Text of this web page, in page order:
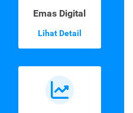
Emas Digital
Lihat Detail